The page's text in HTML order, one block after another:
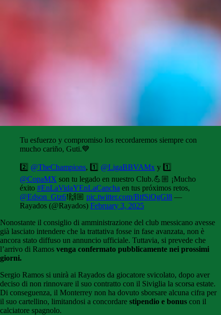
Tu esfuerzo y compromiso los recordaremos siempre con
mucho cariño, Guti.💙
2️⃣ @TheChampions, 1️⃣ @LigaBBVAMx y 1️⃣
@CopaMX son tu legado en nuestro Club.💪🏼 ¡Mucho
éxito #EnLaVidaYEnLaCancha en tus próximos retos,
@Edson_Gtz6!🙌🏼 pic.twitter.com/BtfSiOgGl8 —
Rayados (@Rayados) February 3, 2025
Nonostante il consiglio di amministrazione del club messicano avesse
già lasciato intendere che la trattativa fosse in fase avanzata, non è
ancora stato diffuso un annuncio ufficiale. Tuttavia, si prevede che
l’arrivo di Ramos venga confermato pubblicamente nei prossimi
giorni.
Sergio Ramos si unirà ai Rayados da giocatore svicolato, dopo aver
deciso di non rinnovare il suo contratto con il Siviglia la scorsa estate.
Di conseguenza, il Monterrey non ha dovuto sborsare alcuna cifra per
il suo cartellino, limitandosi a concordare stipendio e bonus con il
calciatore spagnolo.